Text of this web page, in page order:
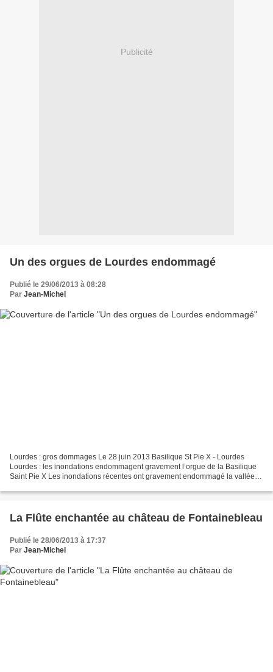
Publicité
Un des orgues de Lourdes endommagé
Publié le 29/06/2013 à 08:28
Par Jean-Michel
Lourdes : gros dommages Le 28 juin 2013 Basilique St Pie X - Lourdes
Lourdes : les inondations endommagent gravement l’orgue de la Basilique
Saint Pie X Les inondations récentes ont gravement endommagé la vallée
La Flûte enchantée au château de Fontainebleau
Publié le 28/06/2013 à 17:37
Par Jean-Michel